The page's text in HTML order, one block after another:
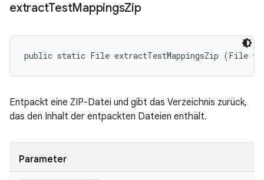
extractTestMappingsZip
public static File extractTestMappingsZip (File
Entpackt eine ZIP-Datei und gibt das Verzeichnis zurück,
das den Inhalt der entpackten Dateien enthält.
Parameter